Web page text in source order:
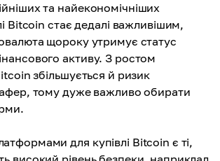
та найекономічніших
Bitcoin стає дедалі важливішим,
щороку утримує статус
активу. З ростом
збільшується й ризик
тому дуже важливо обирати
для купівлі Bitcoin є ті,